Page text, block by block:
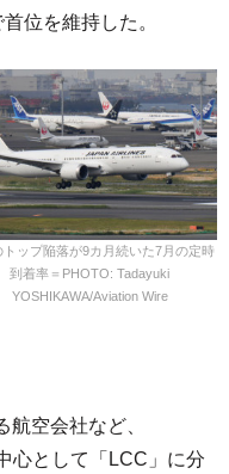
位を維持した。
トップ陥落が9カ月続いた7月の定時
到着率＝PHOTO: Tadayuki
YOSHIKAWA/Aviation Wire
空会社など、
心として「LCC」に分